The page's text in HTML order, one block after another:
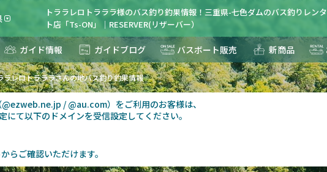
トララレロトラララ様のバス釣り釣果情報！三重県-七色ダムのバス釣りレン
ト店「Ts-ON」｜RESERVER(リザーバー）
ガイド情報 ガイドブログ バスボート販売 新商品
ラレロトラララさんの地バス釣り釣果情報
/ @au.com）をご利用のお客様は、
にて以下のドメインを受信設定してください。
からご確認いただけます。